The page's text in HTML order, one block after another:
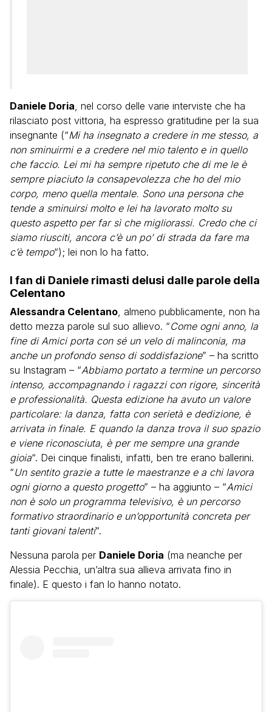
Daniele Doria, nel corso delle varie interviste che ha
rilasciato post vittoria, ha espresso gratitudine per la sua
insegnante (“Mi ha insegnato a credere in me stesso, a
non sminuirmi e a credere nel mio talento e in quello
che faccio. Lei mi ha sempre ripetuto che di me le è
sempre piaciuto la consapevolezza che ho del mio
corpo, meno quella mentale. Sono una persona che
tende a sminuirsi molto e lei ha lavorato molto su
questo aspetto per far sì che migliorassi. Credo che ci
siamo riusciti, ancora c’è un po’ di strada da fare ma
c’è tempo“); lei non lo ha fatto.
I fan di Daniele rimasti delusi dalle parole della
Celentano
Alessandra Celentano, almeno pubblicamente, non ha
detto mezza parole sul suo allievo. “Come ogni anno, la
fine di Amici porta con sé un velo di malinconia, ma
anche un profondo senso di soddisfazione” – ha scritto
su Instagram – “Abbiamo portato a termine un percorso
intenso, accompagnando i ragazzi con rigore, sincerità
e professionalità. Questa edizione ha avuto un valore
particolare: la danza, fatta con serietà e dedizione, è
arrivata in finale. E quando la danza trova il suo spazio
e viene riconosciuta, è per me sempre una grande
gioia“. Dei cinque finalisti, infatti, ben tre erano ballerini.
“Un sentito grazie a tutte le maestranze e a chi lavora
ogni giorno a questo progetto” – ha aggiunto – “Amici
non è solo un programma televisivo, è un percorso
formativo straordinario e un’opportunità concreta per
tanti giovani talenti“.
Nessuna parola per Daniele Doria (ma neanche per
Alessia Pecchia, un’altra sua allieva arrivata fino in
finale). E questo i fan lo hanno notato.